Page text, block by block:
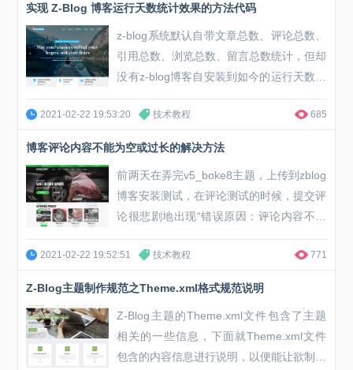
实现 Z-Blog 博客运行天数统计效果的方法代码
z-blog系统默认自带文章总数、评论总数、
引用总数、浏览总数、留言总数统计，但却
没有z-blog博客自安装到如今的运行天数统
计，所以要想实现z-blog运行天数统计就得
手动添加代码，实现的方法也很简单，添加
运行天数统计：...
2021-02-22 19:53:20 技术教程 685
博客评论内容不能为空或过长的解决方法
前两天在弄完v5_boke8主题，上传到zblog
博客安装测试，在评论测试的时候，提交评
论很悲剧地出现“错误原因：评论内容不能
为空或过长”的错误提示，不过还好，毕竟
给ZBlog仿过几款主题，也知道出现该问题
容不能为空或过长的解决方法： 进入ZB...
2021-02-22 19:52:51 技术教程 771
Z-Blog主题制作规范之Theme.xml格式规范说明
Z-Blog主题的Theme.xml文件包含了主题
相关的一些信息，下面就Theme.xml文件
包含的内容信息进行说明，以便能让欲制作